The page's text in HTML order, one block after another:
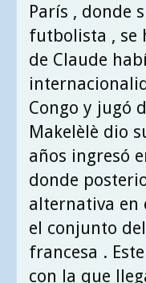
París , donde
futbolista , se
de Claude
Congo y jugó
Makelèlè dio
años ingresó
donde
alternativa en
el conjunto
francesa .
con la que